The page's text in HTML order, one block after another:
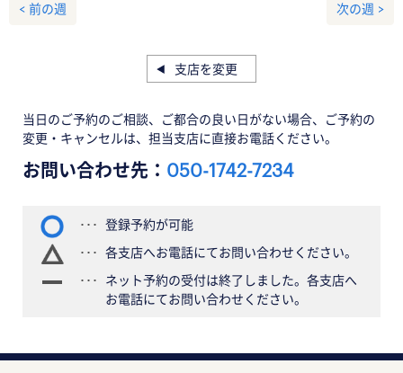
< 前の週 次の週 >
支店を変更
当日のご予約のご相談、ご都合の良い日がない場合、ご予約の
変更・キャンセルは、担当支店に直接お電話ください。
お問い合わせ先： 050-1742-7234
登録予約が可能
各支店へお電話にてお問い合わせください。
ネット予約の受付は終了しました。各支店へ
お電話にてお問い合わせください。